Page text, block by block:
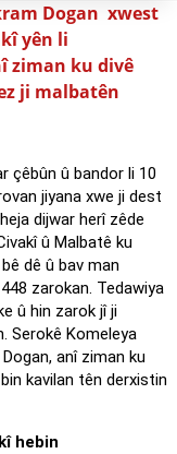
Dogan xwest
yên li
ziman ku divê
ji malbatên
çêbûn û bandor li 10
jiyana xwe ji dest
dijwar herî zêde
û Malbatê ku
dê û bav man
zarokan. Tedawiya
û hin zarok jî ji
Serokê Komeleya
anî ziman ku
kavilan tên derxistin
hebin